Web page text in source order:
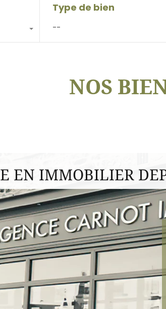
Type de bien
--
NOS
EN IMMOBILIER